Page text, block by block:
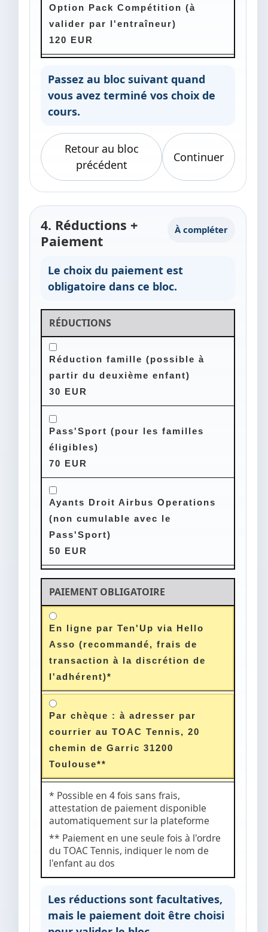
Option Pack Compétition (à
valider par l'entraîneur)
120 EUR
Passez au bloc suivant quand
vous avez terminé vos choix de
cours.
Retour au bloc
précédent
Continuer
4. Réductions +
Paiement
À compléter
Le choix du paiement est
obligatoire dans ce bloc.
RÉDUCTIONS
Réduction famille (possible à
partir du deuxième enfant)
30 EUR
Pass'Sport (pour les familles
éligibles)
70 EUR
Ayants Droit Airbus Operations
(non cumulable avec le
Pass'Sport)
50 EUR
PAIEMENT OBLIGATOIRE
Mode de paiement
En ligne par Ten'Up via Hello
Asso (recommandé, frais de
transaction à la discrétion de
l'adhérent)*
Par chèque : à adresser par
courrier au TOAC Tennis, 20
chemin de Garric 31200
Toulouse**
* Possible en 4 fois sans frais,
attestation de paiement disponible
automatiquement sur la plateforme
** Paiement en une seule fois à l'ordre
du TOAC Tennis, indiquer le nom de
l'enfant au dos
Les réductions sont facultatives,
mais le paiement doit être choisi